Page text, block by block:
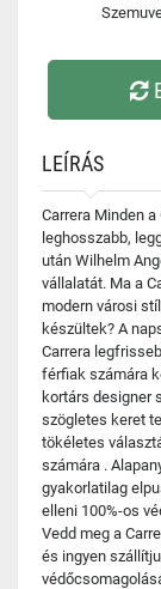
LEÍRÁS
Carrera Minden
leghosszabb,
után Wilhelm
vállalatát. Ma a
modern városi
készültek? A
Carrera
férfiak számára
kortárs designer
szögletes keret
tökéletes
számára .
gyakorlatilag
elleni 100%-os
Vedd meg a
és ingyen